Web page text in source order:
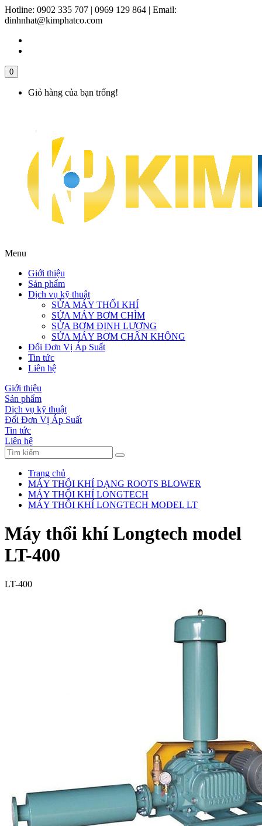
Hotline: 0902 335 707 | 0969 129 864 | Email:
dinhnhat@kimphatco.com
0
Giỏ hàng của bạn trống!
Menu
Giới thiệu
Sản phẩm
Dịch vụ kỹ thuật
SỬA MÁY THỔI KHÍ
SỬA MÁY BƠM CHÌM
SỬA BƠM ĐỊNH LƯỢNG
SỬA MÁY BƠM CHÂN KHÔNG
Đổi Đơn Vị Áp Suất
Tin tức
Liên hệ
Giới thiệu
Sản phẩm
Dịch vụ kỹ thuật
Đổi Đơn Vị Áp Suất
Tin tức
Liên hệ
Trang chủ
MÁY THỔI KHÍ DẠNG ROOTS BLOWER
MÁY THỔI KHÍ LONGTECH
MÁY THỔI KHÍ LONGTECH MODEL LT
Máy thổi khí Longtech model
LT-400
LT-400